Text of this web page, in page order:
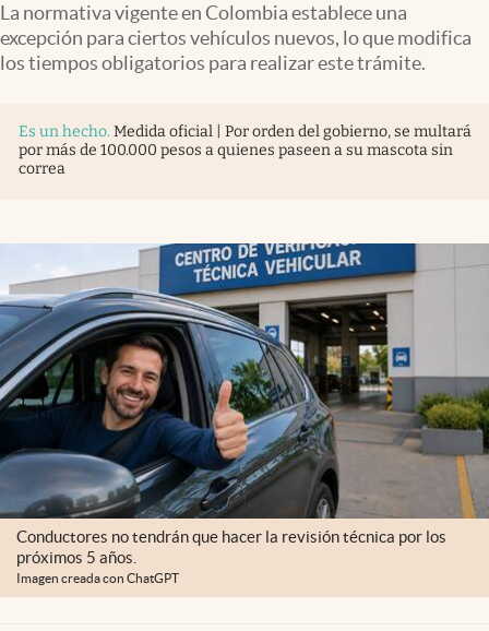
La normativa vigente en Colombia establece una
excepción para ciertos vehículos nuevos, lo que modifica
los tiempos obligatorios para realizar este trámite.
Es un hecho. Medida oficial | Por orden del gobierno, se multará
por más de 100.000 pesos a quienes paseen a su mascota sin
correa
Conductores no tendrán que hacer la revisión técnica por los
próximos 5 años.
Imagen creada con ChatGPT